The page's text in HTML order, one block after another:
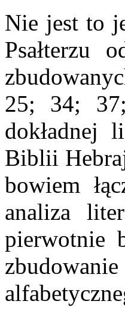
Nie jest to
Psałterzu
25; 34;
dokładnej
Biblii
bowiem
analiza
pierwotnie